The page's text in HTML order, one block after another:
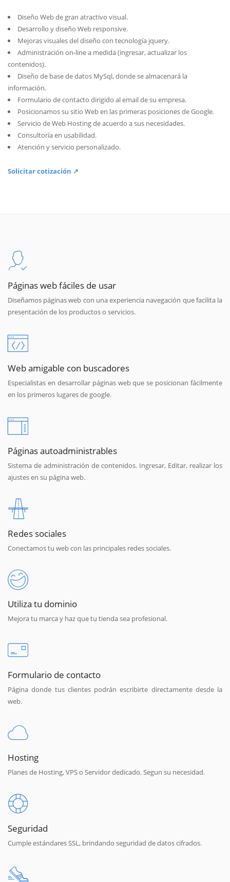
Diseño Web de gran atractivo visual.
Desarrollo y diseño Web responsive.
Mejoras visuales del diseño con tecnología jquery.
Administración on-line a medida (ingresar, actualizar los
contenidos).
Diseño de base de datos MySql, donde se almacenará la
información.
Formulario de contacto dirigido al email de su empresa.
Posicionamos su sitio Web en las primeras posiciones de Google.
Servicio de Web Hosting de acuerdo a sus necesidades.
Consultoría en usabilidad.
Atención y servicio personalizado.
Solicitar cotización ↗
Páginas web fáciles de usar
Diseñamos páginas web con una experiencia navegación que facilita la
presentación de los productos o servicios.
Web amigable con buscadores
Especialistas en desarrollar páginas web que se posicionan fácilmente
en los primeros lugares de google.
Páginas autoadministrables
Sistema de administración de contenidos. Ingresar, Editar, realizar los
ajustes en su página web.
Redes sociales
Conectamos tu web con las principales redes sociales.
Utiliza tu dominio
Mejora tu marca y haz que tu tienda sea profesional.
Formulario de contacto
Página donde tus clientes podrán escribirte directamente desde la
web.
Hosting
Planes de Hosting, VPS o Servidor dedicado. Segun su necesidad.
Seguridad
Cumple estándares SSL, brindando seguridad de datos cifrados.